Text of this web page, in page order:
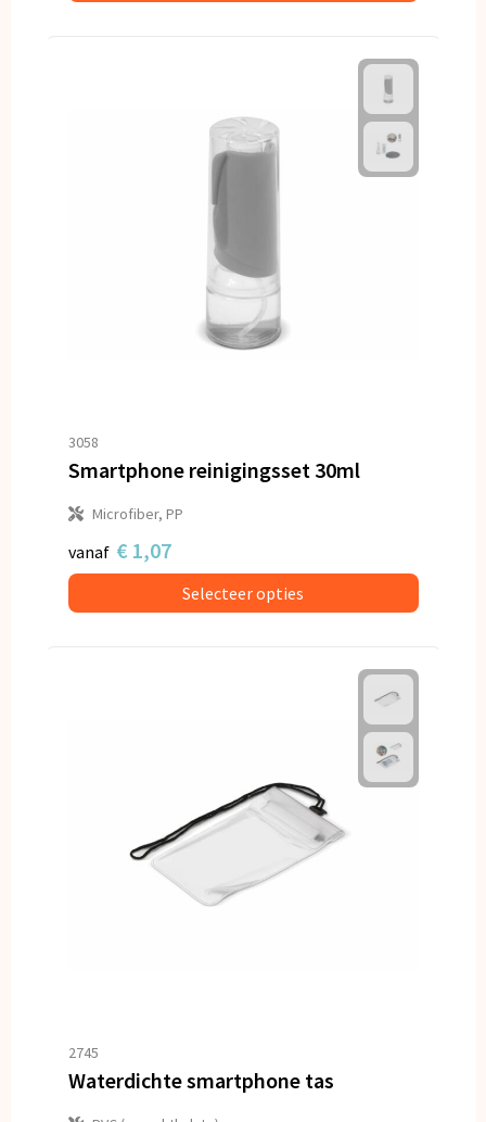
3058
Smartphone reinigingsset 30ml
Microfiber, PP
vanaf € 1,07
Selecteer opties
2745
Waterdichte smartphone tas